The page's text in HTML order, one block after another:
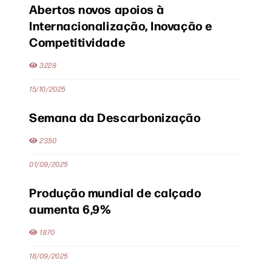
Abertos novos apoios à
Internacionalização, Inovação e
Competitividade
3228
15/10/2025
Semana da Descarbonização
2350
01/09/2025
Produção mundial de calçado
aumenta 6,9%
1870
18/09/2025